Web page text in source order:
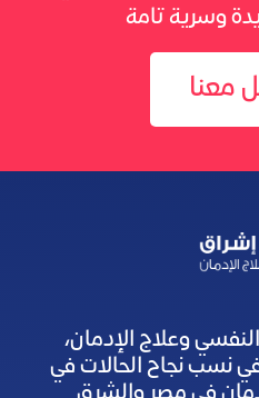
وسرية تامة
معنا
وعلاج الإدمان،
المستشفى رقم 1 في نسب نجاح الحالات في